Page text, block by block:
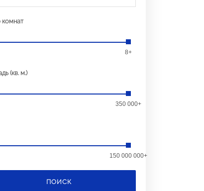
комнат
8+
(кв. м.)
350 000+
150 000 000+
ПОИСК